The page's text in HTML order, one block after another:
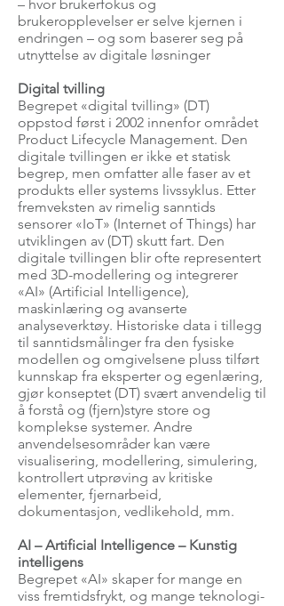
– hvor brukerfokus og
brukeropplevelser er selve kjernen i
endringen – og som baserer seg på
utnyttelse av digitale løsninger
Digital tvilling
Begrepet «digital tvilling» (DT)
oppstod først i 2002 innenfor området
Product Lifecycle Management. Den
digitale tvillingen er ikke et statisk
begrep, men omfatter alle faser av et
produkts eller systems livssyklus. Etter
fremveksten av rimelig sanntids
sensorer «IoT» (Internet of Things) har
utviklingen av (DT) skutt fart. Den
digitale tvillingen blir ofte representert
med 3D-modellering og integrerer
«AI» (Artificial Intelligence),
maskinlæring og avanserte
analyseverktøy. Historiske data i tillegg
til sanntidsmålinger fra den fysiske
modellen og omgivelsene pluss tilført
kunnskap fra eksperter og egenlæring,
gjør konseptet (DT) svært anvendelig til
å forstå og (fjern)styre store og
komplekse systemer. Andre
anvendelsesområder kan være
visualisering, modellering, simulering,
kontrollert utprøving av kritiske
elementer, fjernarbeid,
dokumentasjon, vedlikehold, mm.
AI – Artificial Intelligence – Kunstig
intelligens
Begrepet «AI» skaper for mange en
viss fremtidsfrykt, og mange teknologi-